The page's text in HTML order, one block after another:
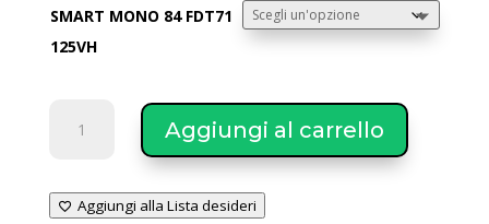
SMART MONO 84 FDT71
125VH
Climatizzatore
modello
Aggiungi al carrello
Aggiungi alla Lista desideri